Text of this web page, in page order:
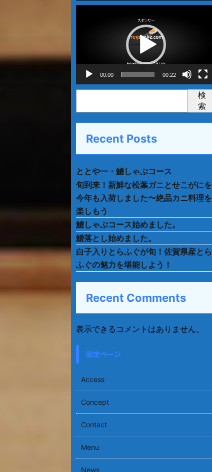
ヤ
00:00 00:22
検
索
Recent Posts
ととや一・鱧しゃぶコース
旬到来！新鮮な松葉ガニとせこがにを
今年も入荷しました〜絶品カニ料理を
楽しもう
鱧しゃぶコース始めました。
鱧落とし始めました。
白子入りとらふぐが旬！佐賀県産とら
ふぐの魅力を堪能しよう！
Recent Comments
表示できるコメントはありません。
固定ページ
Access
Concept
Contact
Menu
News